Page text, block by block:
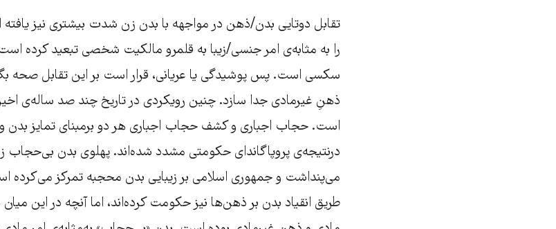
تقابل دوتایی بدن/ذهن در مواجهه با بدن زن شدت بیشتری نیز
را به مثابه‌ی امر جنسی/زیبا به قلمرو مالکیت شخصی تبعید کرده
سکسی است. پس پوشیدگی یا عریانی، قرار است بر این تقابل صحه
ذهنِ غیرمادی جدا سازد. چنین رویکردی در تاریخ چند صد ساله‌ی
است. حجاب اجباری و کشف حجاب اجباری هر دو برمبنای تمایز بدن
درنتیجه‌ی پروپاگاندای حکومتی مشدد شده‌اند. پهلوی بدن بی‌حجاب
می‌پنداشت و جمهوری اسلامی بر زیبایی بدن محجبه تمرکز می‌کرده
طریق انقیاد بدن بر ذهن‌ها نیز حکومت ‌کرد‌ه‌اند، اما آنچه در این